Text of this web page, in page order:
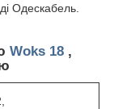
Одескабель.
Woks 18 ,